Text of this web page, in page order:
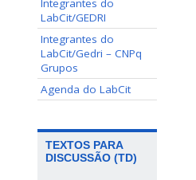
Integrantes do
LabCit/GEDRI
Integrantes do
LabCit/Gedri – CNPq
Grupos
Agenda do LabCit
TEXTOS PARA
DISCUSSÃO (TD)